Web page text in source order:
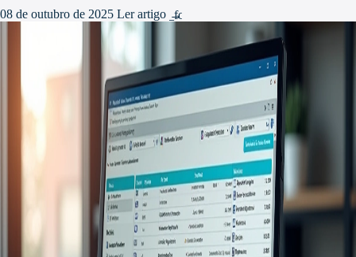
08 de outubro de 2025 Ler artigo
arrow_forward